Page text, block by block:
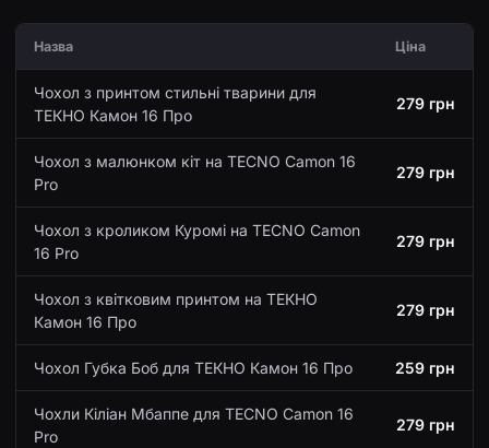
Назва Ціна
Чохол з принтом стильні тварини для
ТЕКНО Камон 16 Про
279 грн
Чохол з малюнком кіт на TECNO Camon 16
Pro
279 грн
Чохол з кроликом Куромі на TECNO Camon
16 Pro
279 грн
Чохол з квітковим принтом на ТЕКНО
Камон 16 Про
279 грн
Чохол Губка Боб для ТЕКНО Камон 16 Про 259 грн
Чохли Кіліан Мбаппе для TECNO Camon 16
Pro
279 грн